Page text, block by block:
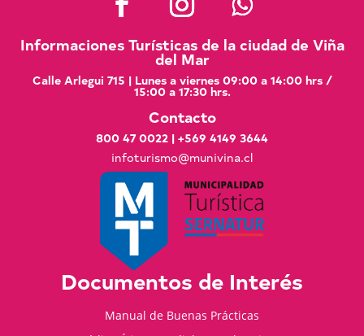
Informaciones Turísticas de la ciudad de Viña
del Mar
Calle Arlegui 715 | Lunes a viernes 09:00 a 14:00 hrs /
15:00 a 17:30 hrs.
Contacto
800 47 0022 | +569 4149 3644
infoturismo@munivina.cl
Documentos de Interés
Manual de Buenas Prácticas